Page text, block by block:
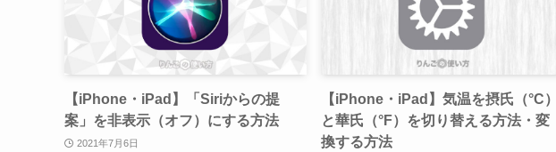
【iPhone・iPad】「Siriからの提
案」を非表示（オフ）にする方法
2021年7月6日
【iPhone・iPad】気温を摂氏（°C）
と華氏（°F）を切り替える方法・変
換する方法